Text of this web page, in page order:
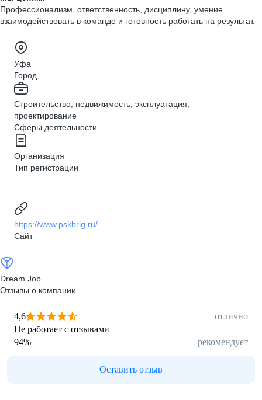
Профессионализм, ответственность, дисциплину, умение
взаимодействовать в команде и готовность работать на результат.
Уфа
Город
Строительство, недвижимость, эксплуатация,
проектирование
Сферы деятельности
Организация
Тип регистрации
https://www.pskbrig.ru/
Сайт
Dream Job
Отзывы о компании
4,6
отлично
Не работает с отзывами
94% рекомендует
Оставить отзыв